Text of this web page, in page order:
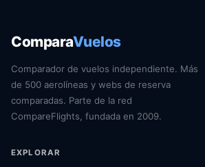
ComparaVuelos
Comparador de vuelos independiente. Más
de 500 aerolíneas y webs de reserva
comparadas. Parte de la red
CompareFlights, fundada en 2009.
EXPLORAR